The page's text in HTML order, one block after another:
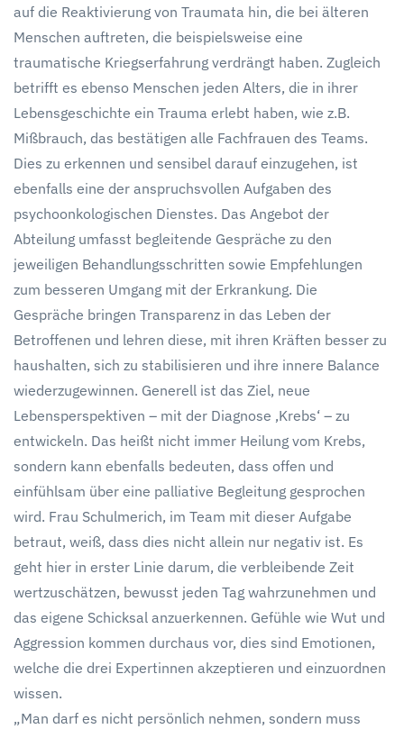
auf die Reaktivierung von Traumata hin, die bei älteren
Menschen auftreten, die beispielsweise eine
traumatische Kriegserfahrung verdrängt haben. Zugleich
betrifft es ebenso Menschen jeden Alters, die in ihrer
Lebensgeschichte ein Trauma erlebt haben, wie z.B.
Mißbrauch, das bestätigen alle Fachfrauen des Teams.
Dies zu erkennen und sensibel darauf einzugehen, ist
ebenfalls eine der anspruchsvollen Aufgaben des
psychoonkologischen Dienstes. Das Angebot der
Abteilung umfasst begleitende Gespräche zu den
jeweiligen Behandlungsschritten sowie Empfehlungen
zum besseren Umgang mit der Erkrankung. Die
Gespräche bringen Transparenz in das Leben der
Betroffenen und lehren diese, mit ihren Kräften besser zu
haushalten, sich zu stabilisieren und ihre innere Balance
wiederzugewinnen. Generell ist das Ziel, neue
Lebensperspektiven – mit der Diagnose ‚Krebs‘ – zu
entwickeln. Das heißt nicht immer Heilung vom Krebs,
sondern kann ebenfalls bedeuten, dass offen und
einfühlsam über eine palliative Begleitung gesprochen
wird. Frau Schulmerich, im Team mit dieser Aufgabe
betraut, weiß, dass dies nicht allein nur negativ ist. Es
geht hier in erster Linie darum, die verbleibende Zeit
wertzuschätzen, bewusst jeden Tag wahrzunehmen und
das eigene Schicksal anzuerkennen. Gefühle wie Wut und
Aggression kommen durchaus vor, dies sind Emotionen,
welche die drei Expertinnen akzeptieren und einzuordnen
wissen.
„Man darf es nicht persönlich nehmen, sondern muss